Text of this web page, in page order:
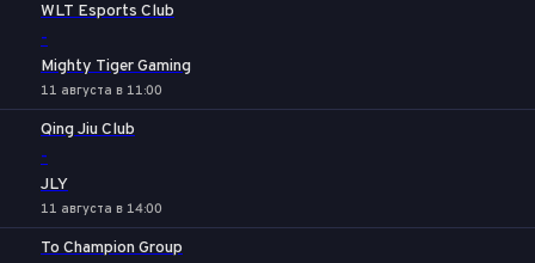
WLT Esports Club
-
Mighty Tiger Gaming
11 августа в 11:00
Qing Jiu Club
-
JLY
11 августа в 14:00
To Champion Group